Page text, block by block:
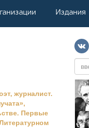
Издания
журналист.
Первые